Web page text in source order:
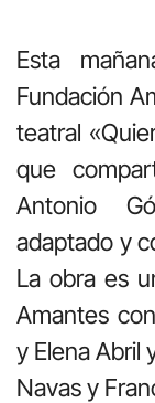
Esta
Fundación
teatral
que
Antonio
adaptado y
La obra es
Amantes
y Elena Abril
Navas y